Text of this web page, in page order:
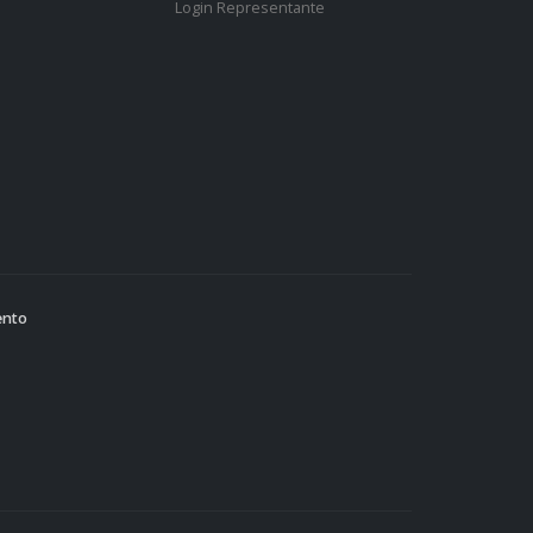
Login Representante